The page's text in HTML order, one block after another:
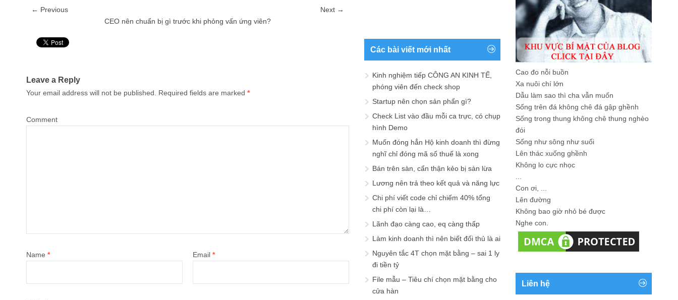
← Previous
Next →
CEO nên chuẩn bị gì trước khi phỏng vấn ứng viên?
Leave a Reply
Your email address will not be published. Required fields are marked *
Comment
Name * Email *
Các bài viết mới nhất
Kinh nghiệm tiếp CÔNG AN KINH TẾ,
phóng viên đến check shop
Startup nên chọn sản phẩn gì?
Check List vào đầu mỗi ca trực, có chụp
hình Demo
Muốn đóng hẳn Hộ kinh doanh thì đừng
nghĩ chỉ đóng mã số thuế là xong
Bán trên sàn, cẩn thận kẻo bị sàn lừa
Lương nên trả theo kết quả và năng lực
Chi phí viết code chỉ chiếm 40% tổng
chi phí còn lại là…
Lãnh đạo càng cao, eq càng thấp
Làm kinh doanh thì nên biết đối thủ là ai
Nguyên tắc 4T chọn mặt bằng – sai 1 ly
đi tiền tỷ
File mẫu – Tiêu chí chọn mặt bằng cho
cửa hàn
Cao đo nỗi buồn
Xa nuôi chí lớn
Dẫu làm sao thì cha vẫn muốn
Sống trên đá không chê đá gập ghềnh
Sống trong thung không chê thung nghèo
đói
Sống như sông như suối
Lên thác xuống ghềnh
Không lo cực nhọc
Con ơi, ...
Lên đường
Không bao giờ nhỏ bé được
Nghe con.
Liên hệ